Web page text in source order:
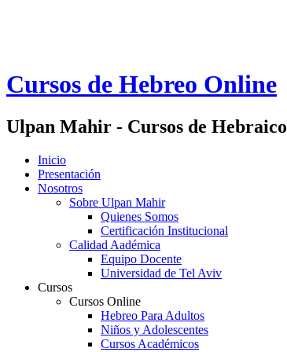
Cursos de Hebreo Online
Ulpan Mahir - Cursos de Hebraico
Inicio
Presentación
Nosotros
Sobre Ulpan Mahir
Quienes Somos
Certificación Institucional
Calidad Aadémica
Equipo Docente
Universidad de Tel Aviv
Cursos
Cursos Online
Hebreo Para Adultos
Niños y Adolescentes
Cursos Académicos